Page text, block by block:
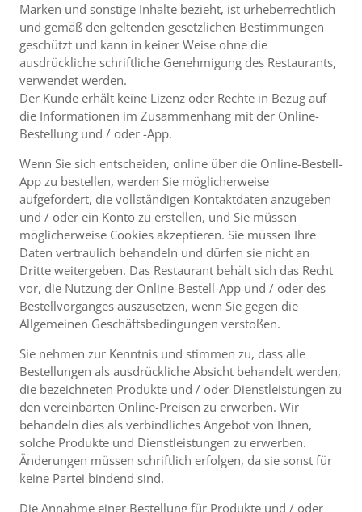
Marken und sonstige Inhalte bezieht, ist urheberrechtlich
und gemäß den geltenden gesetzlichen Bestimmungen
geschützt und kann in keiner Weise ohne die
ausdrückliche schriftliche Genehmigung des Restaurants,
verwendet werden.
Der Kunde erhält keine Lizenz oder Rechte in Bezug auf
die Informationen im Zusammenhang mit der Online-
Bestellung und / oder -App.
Wenn Sie sich entscheiden, online über die Online-Bestell-
App zu bestellen, werden Sie möglicherweise
aufgefordert, die vollständigen Kontaktdaten anzugeben
und / oder ein Konto zu erstellen, und Sie müssen
möglicherweise Cookies akzeptieren. Sie müssen Ihre
Daten vertraulich behandeln und dürfen sie nicht an
Dritte weitergeben. Das Restaurant behält sich das Recht
vor, die Nutzung der Online-Bestell-App und / oder des
Bestellvorganges auszusetzen, wenn Sie gegen die
Allgemeinen Geschäftsbedingungen verstoßen.
Sie nehmen zur Kenntnis und stimmen zu, dass alle
Bestellungen als ausdrückliche Absicht behandelt werden,
die bezeichneten Produkte und / oder Dienstleistungen zu
den vereinbarten Online-Preisen zu erwerben. Wir
behandeln dies als verbindliches Angebot von Ihnen,
solche Produkte und Dienstleistungen zu erwerben.
Änderungen müssen schriftlich erfolgen, da sie sonst für
keine Partei bindend sind.
Die Annahme einer Bestellung für Produkte und / oder